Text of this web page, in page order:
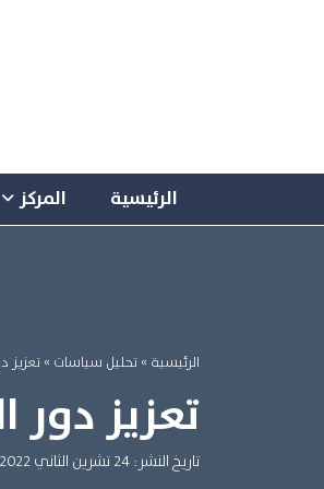
الرئيسية المركز
الرئيسية » تحليل سياسات » تعزيز
تعزيز دور
تاريخ النشر: 24 تشرين الثاني 2022